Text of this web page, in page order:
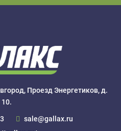
Проезд Энергетиков, д.
10.
sale@gallax.ru